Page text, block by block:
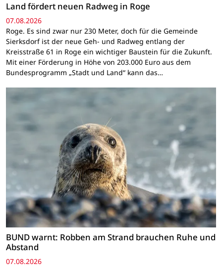
Land fördert neuen Radweg in Roge
07.08.2026
Roge. Es sind zwar nur 230 Meter, doch für die Gemeinde
Sierksdorf ist der neue Geh- und Radweg entlang der
Kreisstraße 61 in Roge ein wichtiger Baustein für die Zukunft.
Mit einer Förderung in Höhe von 203.000 Euro aus dem
Bundesprogramm „Stadt und Land“ kann das…
BUND warnt: Robben am Strand brauchen Ruhe und
Abstand
07.08.2026